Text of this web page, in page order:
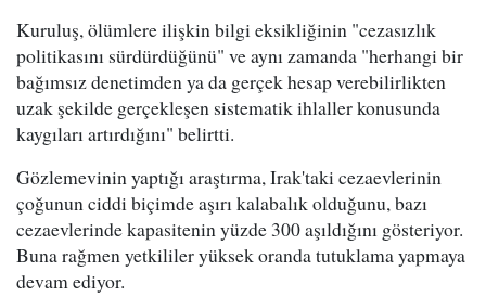
Kuruluş, ölümlere ilişkin bilgi eksikliğinin "cezasızlık
politikasını sürdürdüğünü" ve aynı zamanda "herhangi bir
bağımsız denetimden ya da gerçek hesap verebilirlikten
uzak şekilde gerçekleşen sistematik ihlaller konusunda
kaygıları artırdığını" belirtti.
Gözlemevinin yaptığı araştırma, Irak'taki cezaevlerinin
çoğunun ciddi biçimde aşırı kalabalık olduğunu, bazı
cezaevlerinde kapasitenin yüzde 300 aşıldığını gösteriyor.
Buna rağmen yetkililer yüksek oranda tutuklama yapmaya
devam ediyor.